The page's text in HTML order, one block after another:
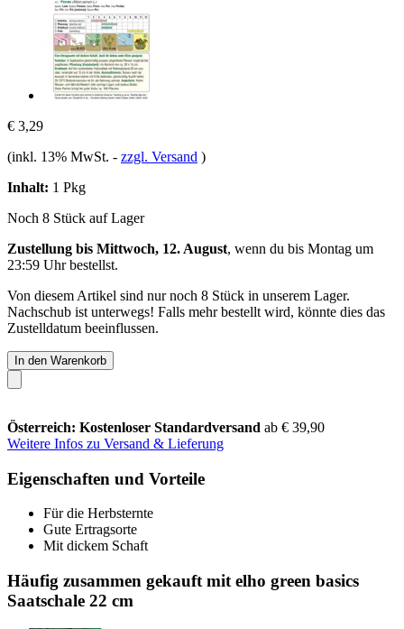
€ 3,29
(inkl. 13% MwSt. - zzgl. Versand )
Inhalt: 1 Pkg
Noch 8 Stück auf Lager
Zustellung bis Mittwoch, 12. August, wenn du bis Montag um
23:59 Uhrbestellst.
Von diesem Artikel sind nur noch 8 Stück in unserem Lager.
Nachschub ist unterwegs! Falls mehr bestellt wird, könnte dies das
Zustelldatum beeinflussen.
In den Warenkorb
Österreich: Kostenloser Standardversand ab € 39,90
Weitere Infos zu Versand & Lieferung
Eigenschaften und Vorteile
Für die Herbsternte
Gute Ertragsorte
Mit dickem Schaft
Häufig zusammen gekauft mit elho green basics
Saatschale 22 cm